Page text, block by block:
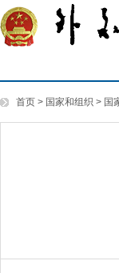
首页 > 国家和组织 > 国